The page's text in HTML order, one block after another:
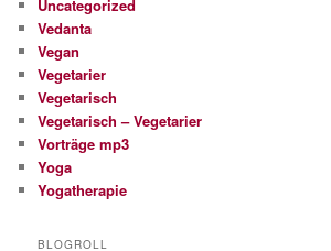
Uncategorized
Vedanta
Vegan
Vegetarier
Vegetarisch
Vegetarisch – Vegetarier
Vorträge mp3
Yoga
Yogatherapie
BLOGROLL